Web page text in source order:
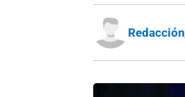
Redacción